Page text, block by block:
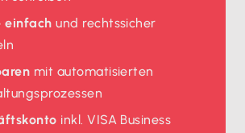
einfach und rechtssicher
mit automatisierten
inkl. VISA Business